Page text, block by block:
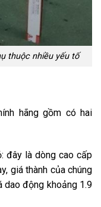
thuộc nhiều yếu tố
hãng gồm có hai
đây là dòng cao cấp
giá thành của chúng
dao động khoảng 1.9